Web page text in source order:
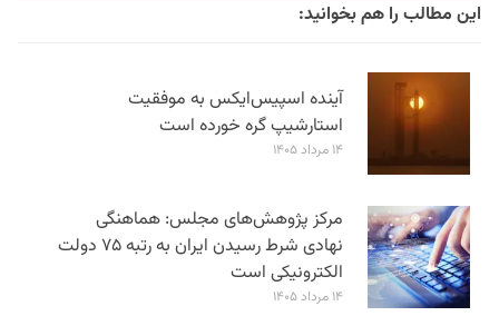
این مطالب را هم بخوانید:
آینده اسپیس‌ایکس به موفقیت
استارشیپ گره خورده است
۱۴ مرداد ۱۴۰۵
مرکز پژوهش‌های مجلس: هماهنگی
نهادی شرط رسیدن ایران به رتبه ۷۵ دولت
الکترونیکی است
۱۴ مرداد ۱۴۰۵